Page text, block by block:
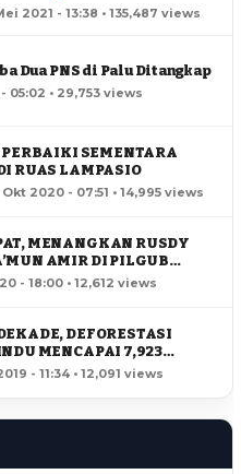
2021 - 13:38 • 135,487 views
Dua PNS di Palu Ditangkap
05:02 • 29,753 views
SEMENTARA
RUAS LAMPASIO
2020 - 07:51 • 14,995 views
MENANGKAN RUSDY
AMIR DI PILGUB
- 18:00 • 12,612 views
DEFORESTASI
MENCAPAI 7,923
- 11:34 • 12,091 views